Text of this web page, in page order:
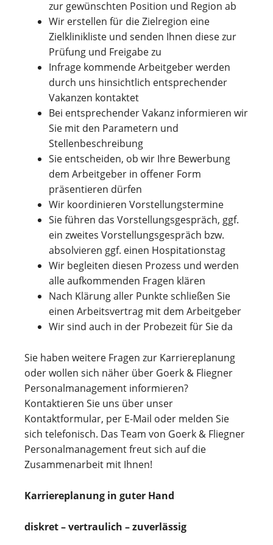
zur gewünschten Position und Region ab
Wir erstellen für die Zielregion eine
Zielklinikliste und senden Ihnen diese zur
Prüfung und Freigabe zu
Infrage kommende Arbeitgeber werden
durch uns hinsichtlich entsprechender
Vakanzen kontaktet
Bei entsprechender Vakanz informieren wir
Sie mit den Parametern und
Stellenbeschreibung
Sie entscheiden, ob wir Ihre Bewerbung
dem Arbeitgeber in offener Form
präsentieren dürfen
Wir koordinieren Vorstellungstermine
Sie führen das Vorstellungsgespräch, ggf.
ein zweites Vorstellungsgespräch bzw.
absolvieren ggf. einen Hospitationstag
Wir begleiten diesen Prozess und werden
alle aufkommenden Fragen klären
Nach Klärung aller Punkte schließen Sie
einen Arbeitsvertrag mit dem Arbeitgeber
Wir sind auch in der Probezeit für Sie da
Sie haben weitere Fragen zur Karriereplanung
oder wollen sich näher über Goerk & Fliegner
Personalmanagement informieren?
Kontaktieren Sie uns über unser
Kontaktformular, per E-Mail oder melden Sie
sich telefonisch. Das Team von Goerk & Fliegner
Personalmanagement freut sich auf die
Zusammenarbeit mit Ihnen!
Karriereplanung in guter Hand
diskret – vertraulich – zuverlässig